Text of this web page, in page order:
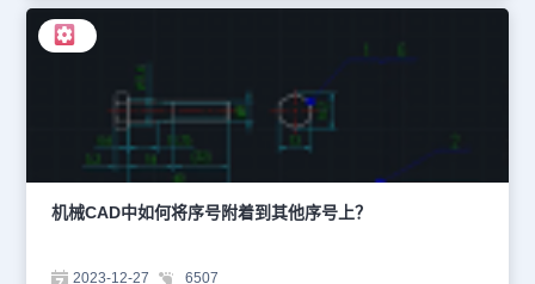
机械软件中的超级符号库功能，提供了常用的机构符号库，如夹具库
机构运动符号、液压气动符号库、电气符号库、金属结构件等类型，
并可以录入企业的常用符号库，便于管理和调用。1、打开浩辰CAD
机械软件后，点击菜单栏中的【浩辰机械】一【超级符号库】—【超
级符号库调用】。2、在弹出的【超级符号库】对话框中，其中包括
符号查找和符号调用两大模块。双击某一符号后，自动切换到符号调
用页面。3、找到需要的符号，将鼠标移动到需要调用的符号上，按
住鼠标左键，将符号拖到图纸上相应位置即可。在浩辰CAD机械软件
中通过以上的步骤，我们便可以轻松地在机械CAD超级符号库中调用
所需符号了。这不仅提高了设计效率，也让我们的图纸更加专业、美
观，你学会了吗？
机械CAD中如何将序号附着到其他序号上？
2023-12-27 6507